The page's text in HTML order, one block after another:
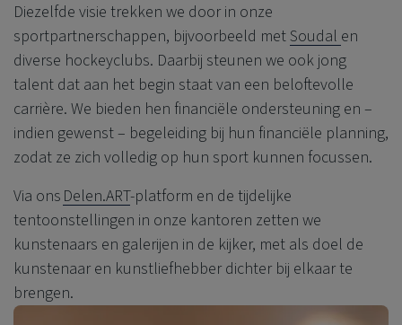
Diezelfde visie trekken we door in onze
sportpartnerschappen, bijvoorbeeld metSoudal en
diverse hockeyclubs. Daarbij steunen we ook jong
talent dat aan het begin staat van een beloftevolle
carrière. We bieden hen financiële ondersteuning en –
indien gewenst – begeleiding bij hun financiële planning,
zodat ze zich volledig op hun sport kunnen focussen.
Via ons Delen.ART-platform en de tijdelijke
tentoonstellingen in onze kantoren zetten we
kunstenaars en galerijen in de kijker, met als doel de
kunstenaar en kunstliefhebber dichter bij elkaar te
brengen.